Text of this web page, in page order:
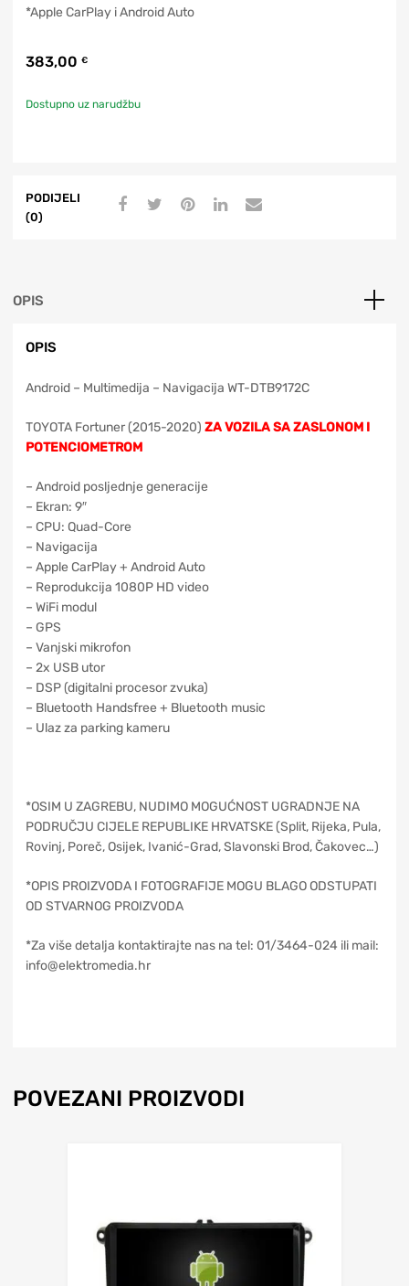
*Apple CarPlay i Android Auto
383,00 €
Dostupno uz narudžbu
PODIJELI
(0)
OPIS
OPIS
Android – Multimedija – Navigacija WT-DTB9172C
TOYOTA Fortuner (2015-2020) ZA VOZILA SA ZASLONOM I
POTENCIOMETROM
– Android posljednje generacije
– Ekran: 9″
– CPU: Quad-Core
– Navigacija
– Apple CarPlay + Android Auto
– Reprodukcija 1080P HD video
– WiFi modul
– GPS
– Vanjski mikrofon
– 2x USB utor
– DSP (digitalni procesor zvuka)
– Bluetooth Handsfree + Bluetooth music
– Ulaz za parking kameru
*OSIM U ZAGREBU, NUDIMO MOGUĆNOST UGRADNJE NA
PODRUČJU CIJELE REPUBLIKE HRVATSKE (Split, Rijeka, Pula,
Rovinj, Poreč, Osijek, Ivanić-Grad, Slavonski Brod, Čakovec…)
*OPIS PROIZVODA I FOTOGRAFIJE MOGU BLAGO ODSTUPATI
OD STVARNOG PROIZVODA
*Za više detalja kontaktirajte nas na tel: 01/3464-024 ili mail:
info@elektromedia.hr
POVEZANI PROIZVODI